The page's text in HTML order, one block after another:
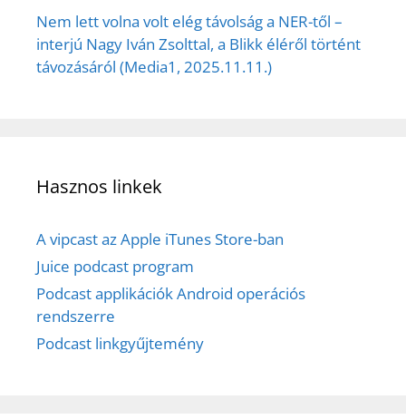
Nem lett volna volt elég távolság a NER-től –
interjú Nagy Iván Zsolttal, a Blikk éléről történt
távozásáról (Media1, 2025.11.11.)
Hasznos linkek
A vipcast az Apple iTunes Store-ban
Juice podcast program
Podcast applikációk Android operációs
rendszerre
Podcast linkgyűjtemény